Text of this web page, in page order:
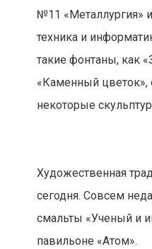
№11 «Металлургия»
техника и
такие фонтаны, как
«Каменный
некоторые
Художественная
сегодня. Совсем
смальты «Ученый и
павильоне «Атом».